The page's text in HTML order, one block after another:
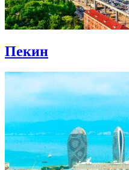
Пекин